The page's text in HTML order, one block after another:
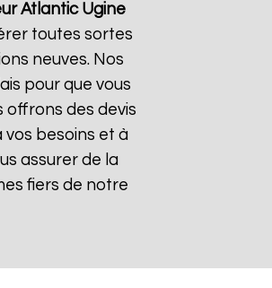
Atlantic Ugine
toutes sortes
neuves. Nos
pour que vous
des devis
vos besoins et à
assurer de la
fiers de notre